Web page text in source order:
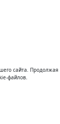
сайта. Продолжая
файлов.